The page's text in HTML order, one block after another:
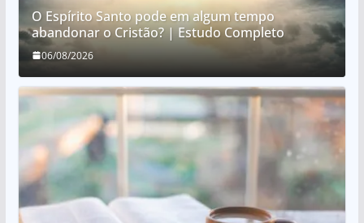
O Espírito Santo pode em algum tempo
abandonar o Cristão? | Estudo Completo
06/08/2026